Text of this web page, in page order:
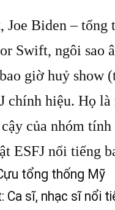
Joe Biden –
Swift, ngôi sao
giờ huỷ show
chính hiệu. Họ
của nhóm
ESFJ nổi tiếng
tổng thống Mỹ
Ca sĩ, nhạc sĩ nổi